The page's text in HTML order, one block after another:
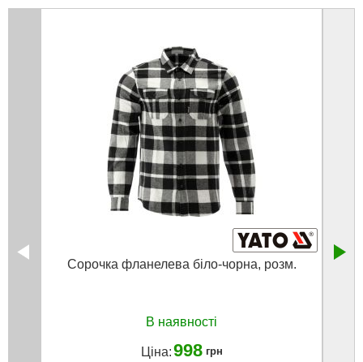
Сорочка фланелева біло-чорна, розм.
В наявності
Ціна:998 грн